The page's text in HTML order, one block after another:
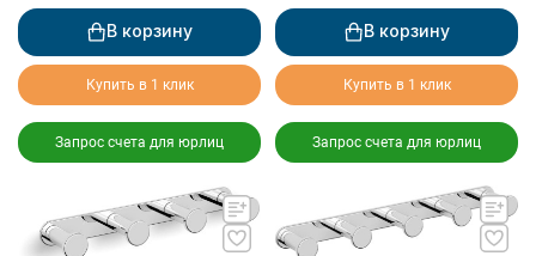
В корзину
Купить в 1 клик
Запрос счета для юрлиц
В корзину
Купить в 1 клик
Запрос счета для юрлиц